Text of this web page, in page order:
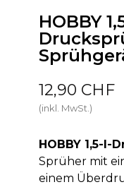
HOBBY
12,90 CHF
(inkl. MwSt.)
HOBBY 1,5-l-
Sprüher mit
einem